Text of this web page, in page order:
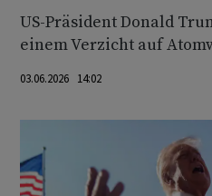
US-Präsident Donald
einem Verzicht auf
03.06.2026 14:02